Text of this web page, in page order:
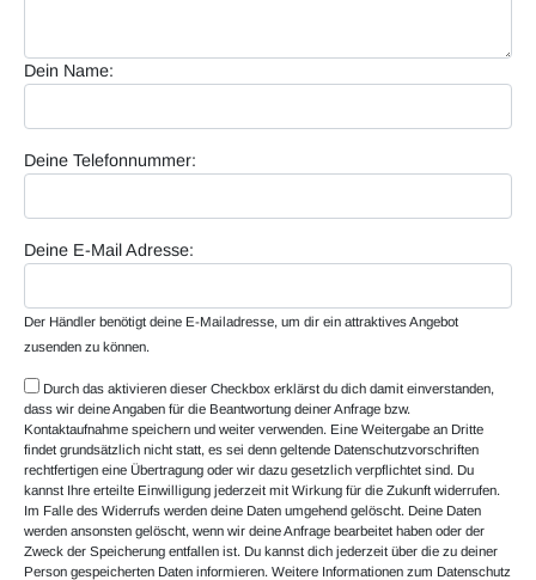
Dein Name:
Deine Telefonnummer:
Deine E-Mail Adresse:
Der Händler benötigt deine E-Mailadresse, um dir ein attraktives Angebot
zusenden zu können.
Durch das aktivieren dieser Checkbox erklärst du dich damit einverstanden,
dass wir deine Angaben für die Beantwortung deiner Anfrage bzw.
Kontaktaufnahme speichern und weiter verwenden. Eine Weitergabe an Dritte
findet grundsätzlich nicht statt, es sei denn geltende Datenschutzvorschriften
rechtfertigen eine Übertragung oder wir dazu gesetzlich verpflichtet sind. Du
kannst Ihre erteilte Einwilligung jederzeit mit Wirkung für die Zukunft widerrufen.
Im Falle des Widerrufs werden deine Daten umgehend gelöscht. Deine Daten
werden ansonsten gelöscht, wenn wir deine Anfrage bearbeitet haben oder der
Zweck der Speicherung entfallen ist. Du kannst dich jederzeit über die zu deiner
Person gespeicherten Daten informieren. Weitere Informationen zum Datenschutz